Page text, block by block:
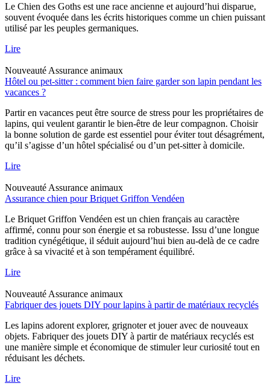
Le Chien des Goths est une race ancienne et aujourd’hui disparue,
souvent évoquée dans les écrits historiques comme un chien puissant
utilisé par les peuples germaniques.
Lire
Nouveauté Assurance animaux
Hôtel ou pet-sitter : comment bien faire garder son lapin pendant les
vacances ?
Partir en vacances peut être source de stress pour les propriétaires de
lapins, qui veulent garantir le bien-être de leur compagnon. Choisir
la bonne solution de garde est essentiel pour éviter tout désagrément,
qu’il s’agisse d’un hôtel spécialisé ou d’un pet-sitter à domicile.
Lire
Nouveauté Assurance animaux
Assurance chien pour Briquet Griffon Vendéen
Le Briquet Griffon Vendéen est un chien français au caractère
affirmé, connu pour son énergie et sa robustesse. Issu d’une longue
tradition cynégétique, il séduit aujourd’hui bien au-delà de ce cadre
grâce à sa vivacité et à son tempérament équilibré.
Lire
Nouveauté Assurance animaux
Fabriquer des jouets DIY pour lapins à partir de matériaux recyclés
Les lapins adorent explorer, grignoter et jouer avec de nouveaux
objets. Fabriquer des jouets DIY à partir de matériaux recyclés est
une manière simple et économique de stimuler leur curiosité tout en
réduisant les déchets.
Lire